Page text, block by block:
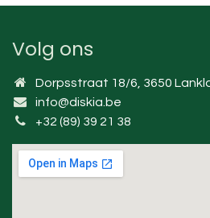
Volg ons
Dorpsstraat 18/6, 3650
info@diskia.be
+32 (89) 39 21 38